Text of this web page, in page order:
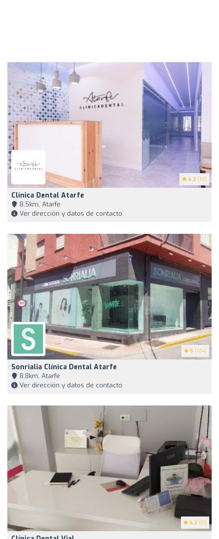
4.2 (10)
Clínica Dental Atarfe
8,5km, Atarfe
Ver dirección y datos de contacto
5 (104)
Sonrialia Clínica Dental Atarfe
8,8km, Atarfe
Ver dirección y datos de contacto
4.2 (11)